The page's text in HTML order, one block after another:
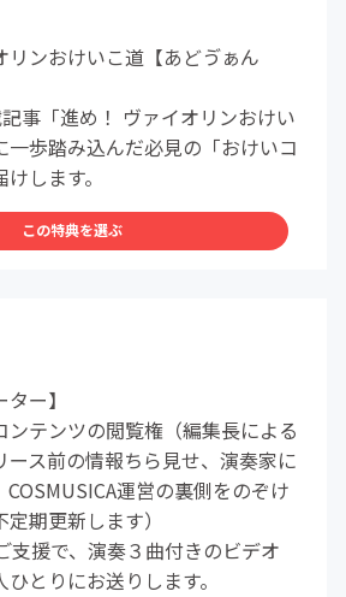
リンおけいこ道【あどゔぁん
事「進め！ ヴァイオリンおけい
一歩踏み込んだ必見の「おけいコ
します。
この特典を選ぶ
ー】
ンテンツの閲覧権（編集長による
ース前の情報ちら見せ、演奏家に
運営の裏側をのぞけ
期更新します）
支援で、演奏３曲付きのビデオ
とりにお送りします。